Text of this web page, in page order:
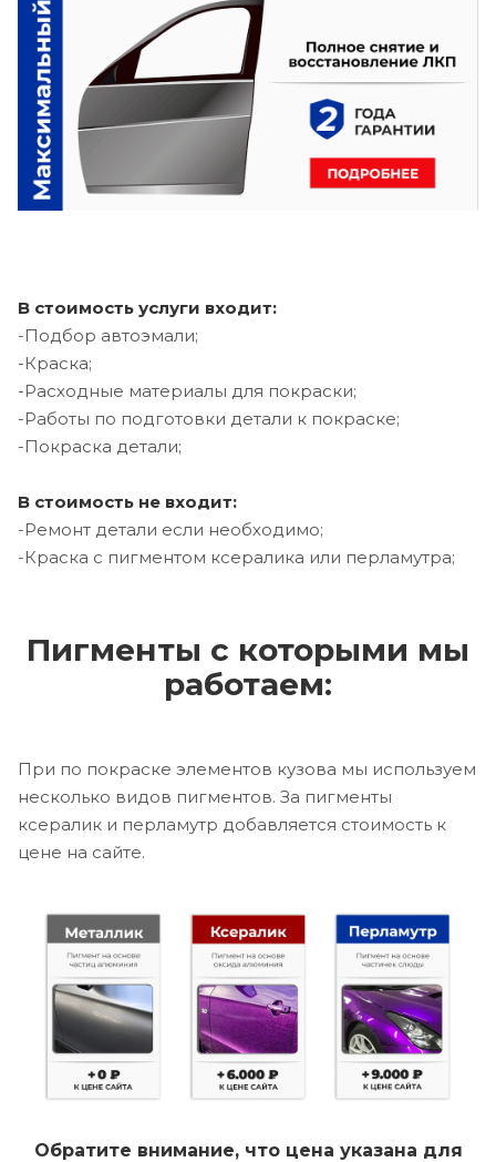
В стоимость услуги входит:
-Подбор автоэмали;
-Краска;
-Расходные материалы для покраски;
-Работы по подготовки детали к покраске;
-Покраска детали;
В стоимость не входит:
-Ремонт детали если необходимо;
-Краска с пигментом ксералика или перламутра;
Пигменты с которыми мы
работаем:
При по покраске элементов кузова мы используем
несколько видов пигментов. За пигменты
ксералик и перламутр добавляется стоимость к
цене на сайте.
Обратите внимание, что цена указана для